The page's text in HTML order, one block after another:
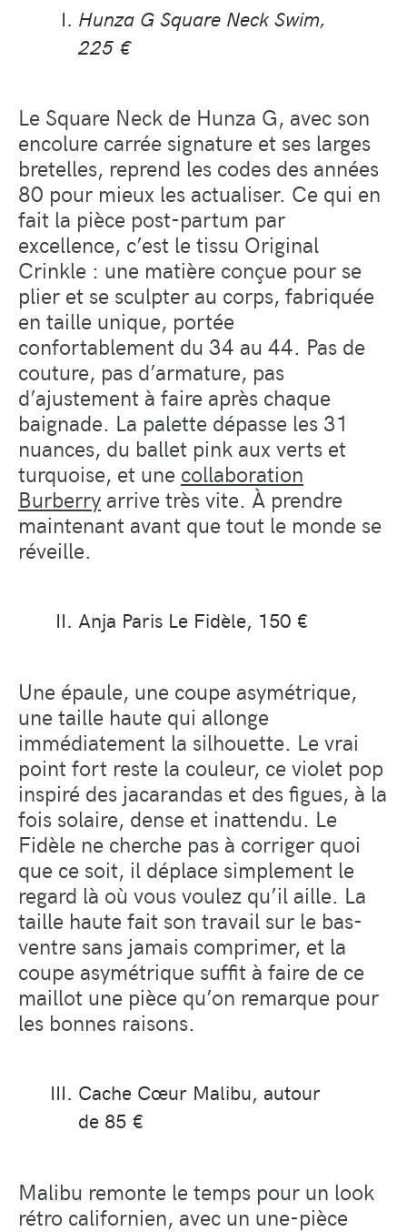
Hunza G Square Neck Swim,
225 €
Le Square Neck de Hunza G, avec son
encolure carrée signature et ses larges
bretelles, reprend les codes des années
80 pour mieux les actualiser. Ce qui en
fait la pièce post-partum par
excellence, c’est le tissu Original
Crinkle : une matière conçue pour se
plier et se sculpter au corps, fabriquée
en taille unique, portée
confortablement du 34 au 44. Pas de
couture, pas d’armature, pas
d’ajustement à faire après chaque
baignade. La palette dépasse les 31
nuances, du ballet pink aux verts et
turquoise, et une collaboration
Burberry arrive très vite. À prendre
maintenant avant que tout le monde se
réveille.
Anja Paris Le Fidèle, 150 €
Une épaule, une coupe asymétrique,
une taille haute qui allonge
immédiatement la silhouette. Le vrai
point fort reste la couleur, ce violet pop
inspiré des jacarandas et des figues, à la
fois solaire, dense et inattendu. Le
Fidèle ne cherche pas à corriger quoi
que ce soit, il déplace simplement le
regard là où vous voulez qu’il aille. La
taille haute fait son travail sur le bas-
ventre sans jamais comprimer, et la
coupe asymétrique suffit à faire de ce
maillot une pièce qu’on remarque pour
les bonnes raisons.
Cache Cœur Malibu, autour
de 85 €
Malibu remonte le temps pour un look
rétro californien, avec un une-pièce